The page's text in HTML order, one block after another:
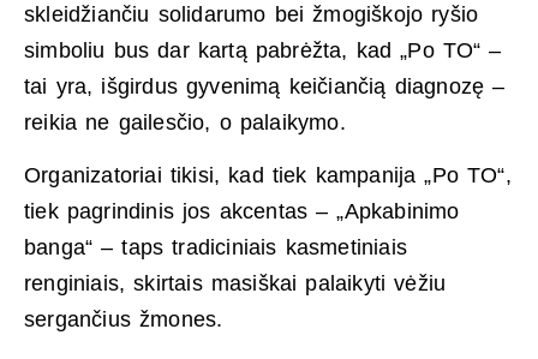
skleidžiančiu solidarumo bei žmogiškojo ryšio
simboliu bus dar kartą pabrėžta, kad „Po TO“ –
tai yra, išgirdus gyvenimą keičiančią diagnozę –
reikia ne gailesčio, o palaikymo.
Organizatoriai tikisi, kad tiek kampanija „Po TO“,
tiek pagrindinis jos akcentas – „Apkabinimo
banga“ – taps tradiciniais kasmetiniais
renginiais, skirtais masiškai palaikyti vėžiu
sergančius žmones.